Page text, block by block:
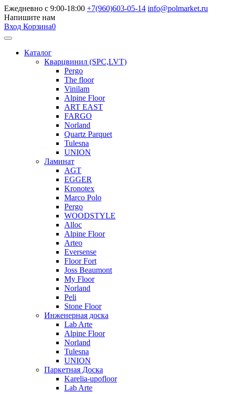
Ежедневно с 9:00-18:00 +7(960)603-05-14 info@polmarket.ru
Напишите нам
Вход Корзина0
Каталог
Кварцвинил (SPC,LVT)
Pergo
The floor
Vinilam
Alpine Floor
ART EAST
FARGO
Norland
Quartz Parquet
Tulesna
UNION
Ламинат
AGT
EGGER
Kronotex
Marco Polo
Pergo
WOODSTYLE
Alloc
Alpine Floor
Arteo
Eversense
Floor Fort
Joss Beaumont
My Floor
Norland
Peli
Stone Floor
Инженерная доска
Lab Arte
Alpine Floor
Norland
Tulesna
UNION
Паркетная Доска
Karelia-upofloor
Lab Arte